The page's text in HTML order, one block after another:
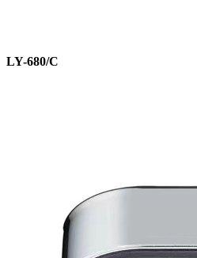
LY-680/C